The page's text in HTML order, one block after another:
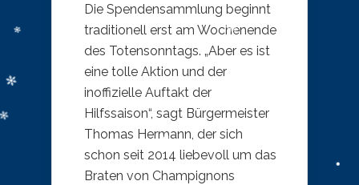
Die Spendensammlung beginnt
traditionell erst am Wochenende
des Totensonntags. „Aber es ist
eine tolle Aktion und der
inoffizielle Auftakt der
Hilfssaison“, sagt Bürgermeister
Thomas Hermann, der sich
schon seit 2014 liebevoll um das
Braten von Champignons